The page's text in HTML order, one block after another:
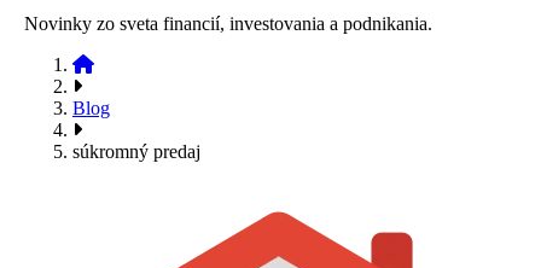
Novinky zo sveta financií, investovania a podnikania.
Blog
súkromný predaj